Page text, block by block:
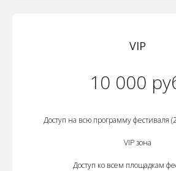
VIP
10 000
Доступ на всю программу фестиваля
VIP зона
Доступ ко всем площадкам